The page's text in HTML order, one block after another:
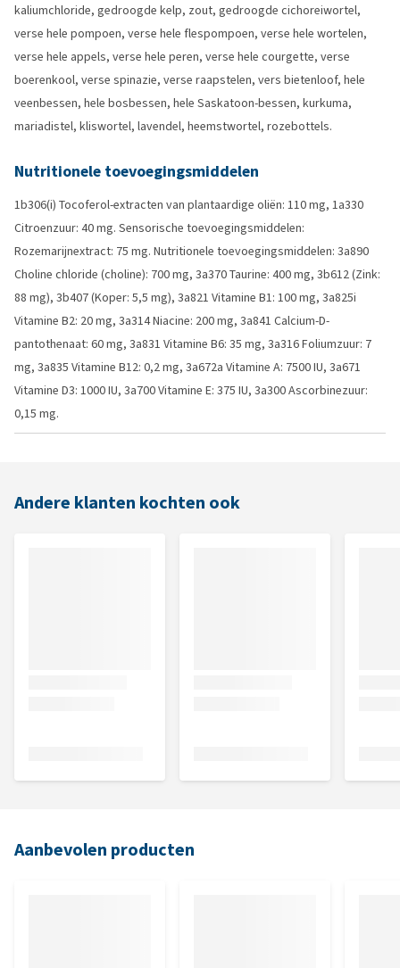
kaliumchloride, gedroogde kelp, zout, gedroogde cichoreiwortel,
verse hele pompoen, verse hele flespompoen, verse hele wortelen,
verse hele appels, verse hele peren, verse hele courgette, verse
boerenkool, verse spinazie, verse raapstelen, vers bietenloof, hele
veenbessen, hele bosbessen, hele Saskatoon-bessen, kurkuma,
mariadistel, kliswortel, lavendel, heemstwortel, rozebottels.
Nutritionele toevoegingsmiddelen
1b306(i) Tocoferol‑extracten van plantaardige oliën: 110 mg, 1a330
Citroenzuur: 40 mg. Sensorische toevoegingsmiddelen:
Rozemarijnextract: 75 mg. Nutritionele toevoegingsmiddelen: 3a890
Choline chloride (choline): 700 mg, 3a370 Taurine: 400 mg, 3b612 (Zink:
88 mg), 3b407 (Koper: 5,5 mg), 3a821 Vitamine B1: 100 mg, 3a825i
Vitamine B2: 20 mg, 3a314 Niacine: 200 mg, 3a841 Calcium-D-
pantothenaat: 60 mg, 3a831 Vitamine B6: 35 mg, 3a316 Foliumzuur: 7
mg, 3a835 Vitamine B12: 0,2 mg, 3a672a Vitamine A: 7500 IU, 3a671
Vitamine D3: 1000 IU, 3a700 Vitamine E: 375 IU, 3a300 Ascorbinezuur:
0,15 mg.
Andere klanten kochten ook
Aanbevolen producten